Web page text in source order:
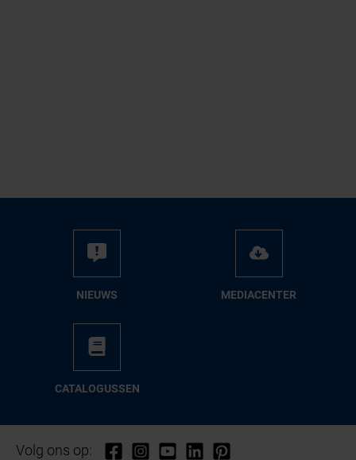
NIEUWS ME­DIA­CEN­TER
CA­TA­LO­GUS­SEN
Volg ons op: